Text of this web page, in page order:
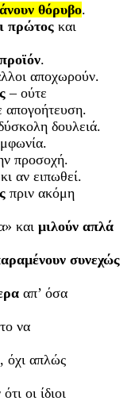
θόρυβο.
πρώτος και
.
αποχωρούν.
– ούτε
απογοήτευση.
δουλειά.
προσοχή.
αν ειπωθεί.
πριν ακόμη
και μιλούν απλά
συνεχώς
απ’ όσα
να
, όχι απλώς
οι ίδιοι